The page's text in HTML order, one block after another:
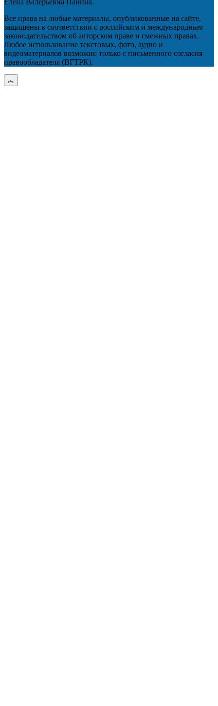
Все права на любые материалы, опубликованные на сайте,
защищены в соответствии с российским и международным
законодательством об авторском праве и смежных правах.
Любое использование текстовых, фото, аудио и
видеоматериалов возможно только с письменного согласия
правообладателя (ВГТРК).